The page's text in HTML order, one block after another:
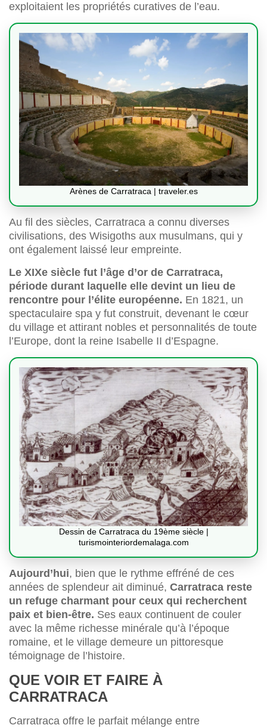
exploitaient les propriétés curatives de l’eau.
Arènes de Carratraca | traveler.es
Au fil des siècles, Carratraca a connu diverses
civilisations, des Wisigoths aux musulmans, qui y
ont également laissé leur empreinte.
Le XIXe siècle fut l’âge d’or de Carratraca,
période durant laquelle elle devint un lieu de
rencontre pour l’élite européenne. En 1821, un
spectaculaire spa y fut construit, devenant le cœur
du village et attirant nobles et personnalités de toute
l’Europe, dont la reine Isabelle II d’Espagne.
Dessin de Carratraca du 19ème siècle |
turismointeriordemalaga.com
Aujourd’hui, bien que le rythme effréné de ces
années de splendeur ait diminué, Carratraca reste
un refuge charmant pour ceux qui recherchent
paix et bien-être. Ses eaux continuent de couler
avec la même richesse minérale qu’à l’époque
romaine, et le village demeure un pittoresque
témoignage de l’histoire.
QUE VOIR ET FAIRE À
CARRATRACA
Carratraca offre le parfait mélange entre